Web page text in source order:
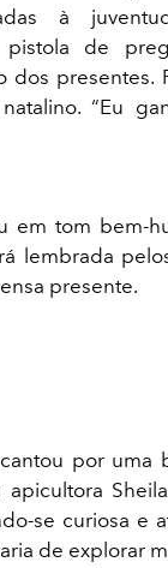
à
de
dos presentes.
“Eu
em tom bem-
lembrada
presente.
por uma
se curiosa e
de explorar